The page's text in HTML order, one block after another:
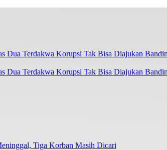
Dua Terdakwa Korupsi Tak Bisa Diajukan
Tiga Korban Masih Dicari